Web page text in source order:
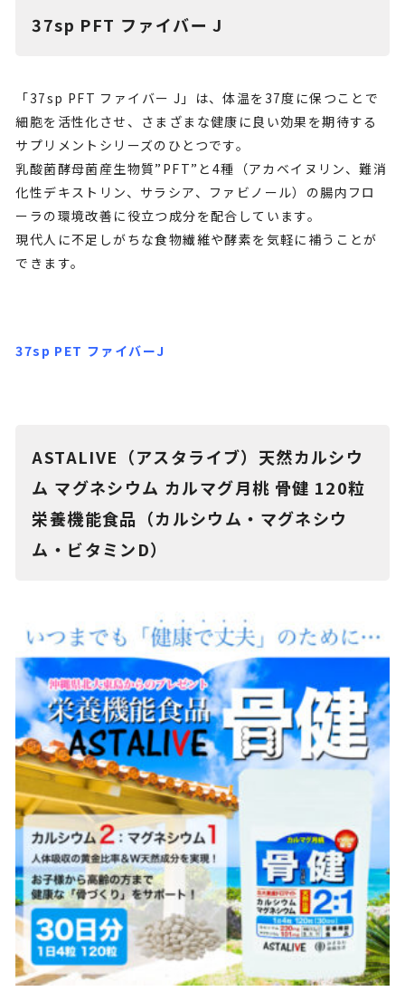
37sp PFT ファイバー J
「37sp PFT ファイバー J」は、体温を37度に保つことで
細胞を活性化させ、さまざまな健康に良い効果を期待する
サプリメントシリーズのひとつです。
乳酸菌酵母菌産生物質”PFT”と4種（アカベイヌリン、難消
化性デキストリン、サラシア、ファビノール）の腸内フロ
ーラの環境改善に役立つ成分を配合しています。
現代人に不足しがちな食物繊維や酵素を気軽に補うことが
できます。
37sp PET ファイバーJ
ASTALIVE（アスタライブ）天然カルシウ
ム マグネシウム カルマグ月桃 骨健 120粒
栄養機能食品（カルシウム・マグネシウ
ム・ビタミンD）